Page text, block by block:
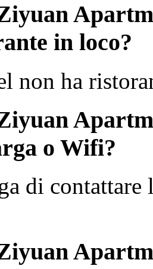
in loco?
non ha
o Wifi?
di